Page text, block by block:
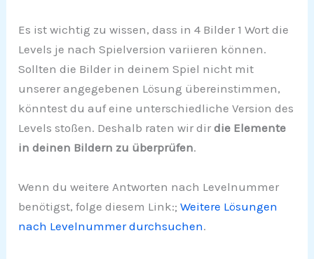
Es ist wichtig zu wissen, dass in 4 Bilder 1 Wort die
Levels je nach Spielversion variieren können.
Sollten die Bilder in deinem Spiel nicht mit
unserer angegebenen Lösung übereinstimmen,
könntest du auf eine unterschiedliche Version des
Levels stoßen. Deshalb raten wir dirdie Elemente
in deinen Bildern zu überprüfen.
Wenn du weitere Antworten nach Levelnummer
benötigst, folge diesem Link:;Weitere Lösungen
nach Levelnummer durchsuchen.